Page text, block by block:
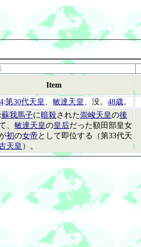
Item
:第30代天皇 敏達天皇 、没。 48歳。
:蘇我馬子に暗殺された崇峻天皇の後
、 敏達天皇の皇后だった額田部皇女
初の女帝として即位する（第33代天
天皇 ）。